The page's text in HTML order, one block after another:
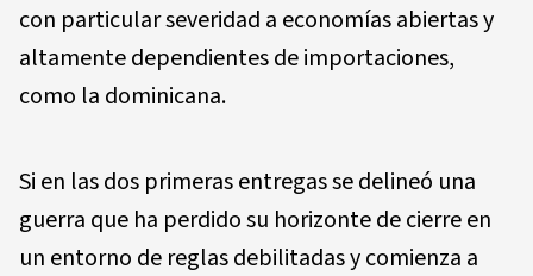
con particular severidad a economías abiertas y
altamente dependientes de importaciones,
como la dominicana.
Si en las dos primeras entregas se delineó una
guerra que ha perdido su horizonte de cierre en
un entorno de reglas debilitadas y comienza a